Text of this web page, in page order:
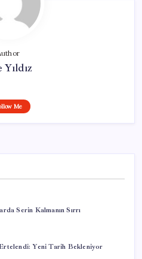
Yıldız
Me
Serin Kalmanın Sırrı
Yeni Tarih Bekleniyor